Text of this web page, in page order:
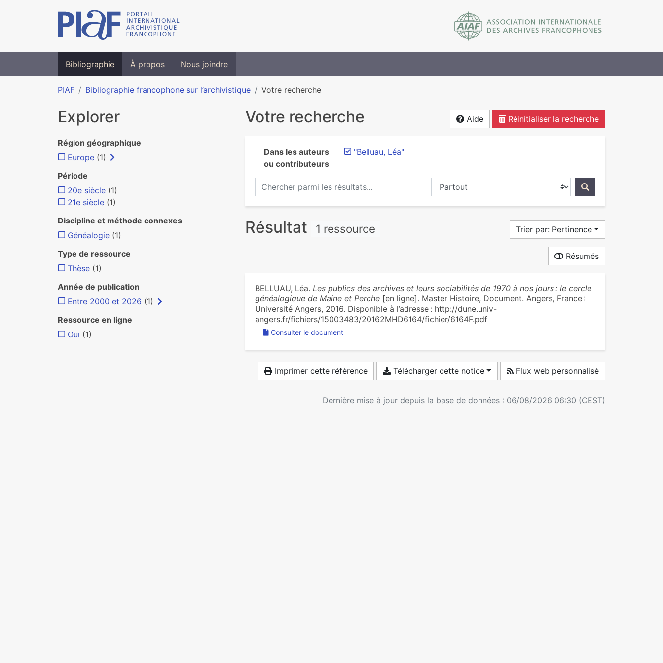
Bibliographie À propos Nous joindre
PIAF Bibliographie francophone sur l’archivistique Votre recherche
Votre recherche Aide Réinitialiser la recherche
Dans les auteurs
ou contributeurs
"Belluau, Léa"
Chercher parmi les résultats... Chercher dans...
Résultat 1 ressource Trier par: Pertinence
Résumés
BELLUAU, Léa. Les publics des archives et leurs sociabilités de 1970 à nos jours : le cercle
généalogique de Maine et Perche[en ligne]. Master Histoire, Document. Angers, France :
Université Angers, 2016. Disponible à l’adresse : http://dune.univ-
angers.fr/fichiers/15003483/20162MHD6164/fichier/6164F.pdf
Consulter le document
Imprimer cette référence Télécharger cette notice Flux web personnalisé
Dernière mise à jour depuis la base de données : 06/08/2026 06:30 (CEST)
Explorer
Région géographique
Europe (1)
Période
20e siècle (1)
21e siècle (1)
Discipline et méthode connexes
Généalogie (1)
Type de ressource
Thèse (1)
Année de publication
Entre 2000 et 2026 (1)
Ressource en ligne
Oui (1)